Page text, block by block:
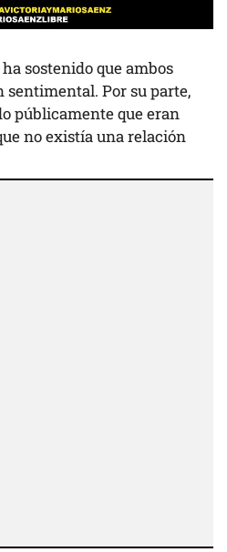
sostenido que ambos
Por su parte,
públicamente que eran
no existía una relación